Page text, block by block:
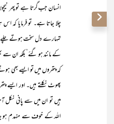
انسان جب گرتا ہے تو پھر
چلا جاتا ہے۔ تو فرمایا کہ
تمہارے دل سخت ہوتے چلے
کے مانند ہو گئے‘ بلکہ ان
کہ پتھروں میں تو ایسے بھی
پھوٹ نکلتے ہیں۔ اور ایسے
ہیں تو ان میں سے پانی نکل
اللہ کے خوف سے منہدم ہو